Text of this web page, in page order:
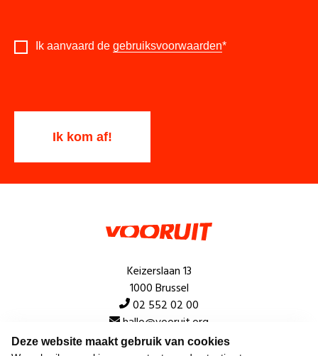
Deze website maakt gebruik van cookies
Ik aanvaard de gebruiksvoorwaarden*
Keizerslaan 13
1000 Brussel
02 552 02 00
hallo@vooruit.org